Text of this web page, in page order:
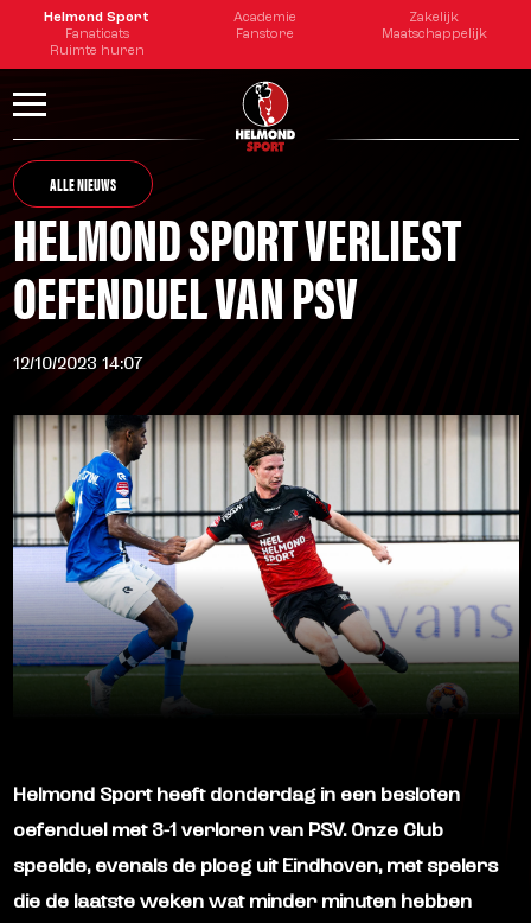
Helmond Sport Academie
Zakelijk
Fanaticats
Fanstore
Maatschappelijk
Ruimte huren
ALLE NIEUWS
HELMOND SPORT VERLIEST
OEFENDUEL VAN PSV
12/10/2023 14:07
Helmond Sport heeft donderdag in een besloten
oefenduel met 3-1 verloren van PSV. Onze Club
speelde, evenals de ploeg uit Eindhoven, met spelers
die de laatste weken wat minder minuten hebben